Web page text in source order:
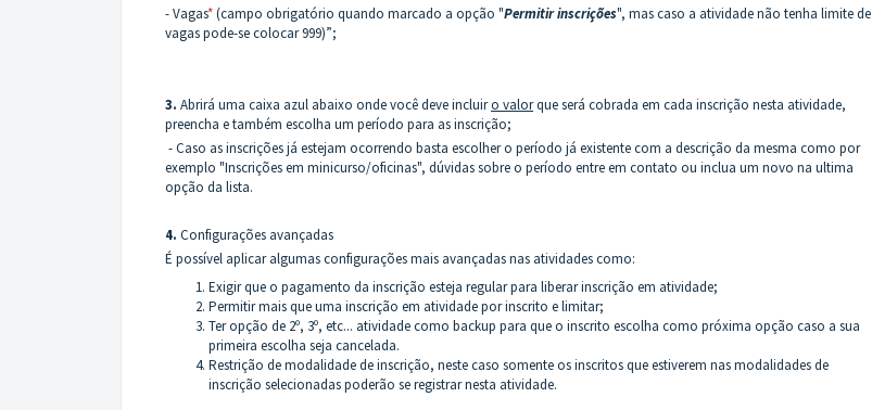
- Vagas*(campo obrigatório quando marcado a opção "Permitir inscrições", mas caso a atividade não tenha limite de
vagas pode-se colocar 999)”;
3. Abrirá uma caixa azul abaixo onde você deve incluiro valorque será cobrada em cada inscrição nesta atividade,
preencha e também escolha um período para as inscrição;
- Caso as inscrições já estejam ocorrendo basta escolher o período já existente com a descrição da mesma como por
exemplo "Inscrições em minicurso/oficinas", dúvidas sobre o período entre em contato ou inclua um novo na ultima
opção da lista.
4. Configurações avançadas
É possível aplicar algumas configurações mais avançadas nas atividades como:
Exigir que o pagamento da inscrição esteja regular para liberar inscrição em atividade;
Permitir mais que uma inscrição em atividade por inscrito e limitar;
Ter opção de 2º, 3º, etc... atividade como backup para que o inscrito escolha como próxima opção caso a sua
primeira escolha seja cancelada.
Restrição de modalidade de inscrição, neste caso somente os inscritos que estiverem nas modalidades de
inscrição selecionadas poderão se registrar nesta atividade.